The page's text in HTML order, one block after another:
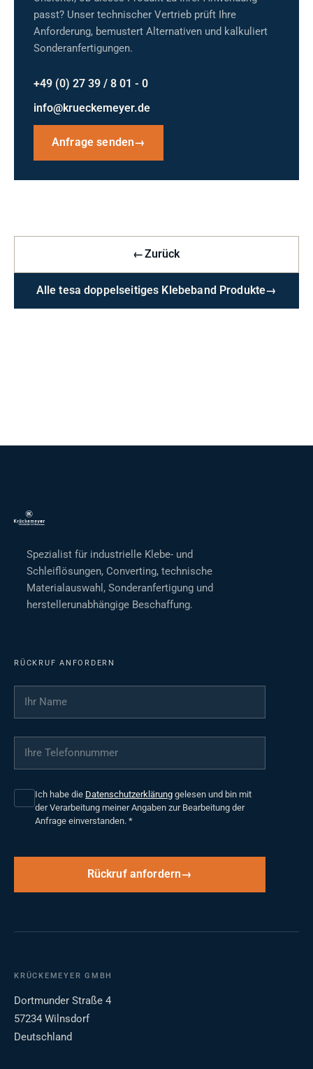
passt? Unser technischer Vertrieb prüft Ihre
Anforderung, bemustert Alternativen und kalkuliert
Sonderanfertigungen.
+49 (0) 27 39 / 8 01 - 0
info@krueckemeyer.de
Anfrage senden→
←Zurück
Alle tesa doppelseitiges Klebeband Produkte→
Spezialist für industrielle Klebe- und
Schleiflösungen, Converting, technische
Materialauswahl, Sonderanfertigung und
herstellerunabhängige Beschaffung.
RÜCKRUF ANFORDERN
Ihr Name
Ihre Telefonnummer
Ich habe die Datenschutzerklärung gelesen und bin mit
der Verarbeitung meiner Angaben zur Bearbeitung der
Anfrage einverstanden. *
Rückruf anfordern
KRÜCKEMEYER GMBH
Dortmunder Straße 4
57234 Wilnsdorf
Deutschland